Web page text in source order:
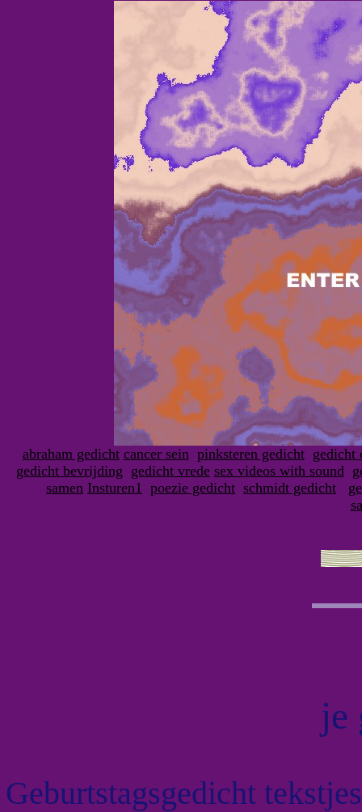
abraham gedicht cancer sein pinksteren gedicht gedicht
gedicht bevrijding gedicht vrede sex videos with sound
samen Insturen1 poezie gedicht schmidt gedicht
je
Geburtstagsgedicht